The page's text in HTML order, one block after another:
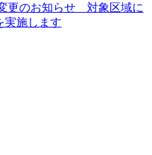
更のお知らせ 対象区域に
実施します